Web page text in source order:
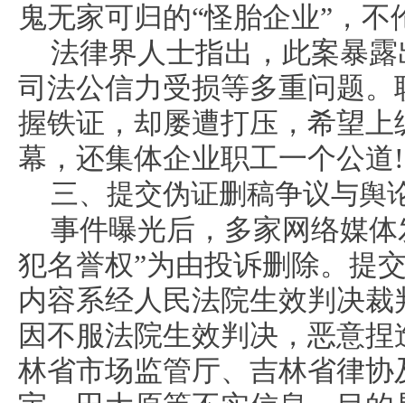
鬼无家可归的“怪胎企业”，不
法律界人士指出，此案暴
司法公信力受损等多重问题
握铁证，却屡遭打压，希望
幕，还集体企业职工一个公道
三、提交伪证删稿争议与舆
事件曝光后，多家网络媒
犯名誉权”为由投诉删除。提
内容系经人民法院生效判决
因不服法院生效判决，恶意
林省市场监管厅、吉林省律